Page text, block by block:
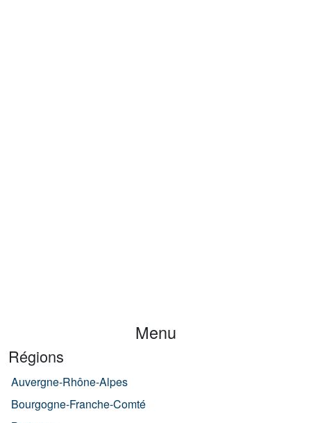
Menu
Régions
Auvergne-Rhône-Alpes
Bourgogne-Franche-Comté